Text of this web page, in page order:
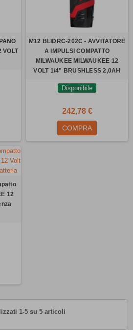
VOLT
M12 BLIDRC-202C - AVVITATORE
A IMPULSI COMPATTO
MILWAUKEE MILWAUKEE 12
VOLT 1/4" BRUSHLESS 2,0AH
Disponibile
242,78 €
COMPRA
12
1-5 su 5 articoli